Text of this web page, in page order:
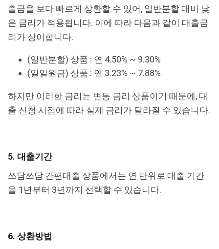
출금을 보다 빠르게 상환할 수 있어, 일반분할 대비 낮
은 금리가 적용됩니다. 이에 따라 다음과 같이 대출금
리가 상이합니다.
(일반분할) 상품 : 연 4.50% ~ 9.30%
(일일원금) 상품 : 연 3.23% ~ 7.88%
하지만 이러한 금리는 변동 금리 상품이기 때문에, 대
출 신청 시점에 따라 실제 금리가 달라질 수 있습니다.
5. 대출기간
쓰담쓰담 간편대출 상품에서는 연 단위로 대출 기간
을 1년부터 3년까지 선택할 수 있습니다.
6. 상환방법